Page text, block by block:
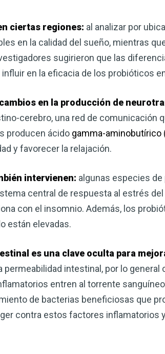
ciertas regiones: al analizar por
en la calidad del sueño, mientras
sugirieron que las
en la eficacia de los probióticos
en la producción de
cerebro, una red de comunicación
producen ácido gamma-aminobutírico
y favorecer la relajación.
intervienen: algunas especies
central de respuesta al estrés del
con el insomnio. Además, los
están elevadas.
es una clave oculta para
intestinal, por lo
entren al torrente
de bacterias beneficiosas que
contra estos factores inflamatorios